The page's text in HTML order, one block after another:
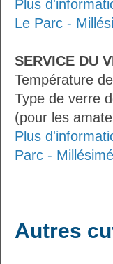
Plus
Le Parc -
SERVICE DU
Température
Type de verre
(pour les
Plus
Parc - Millésimé
Autres